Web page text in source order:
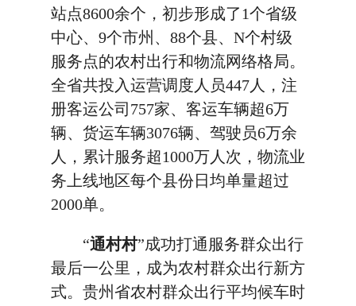
站点8600余个，初步形成了1个省级
中心、9个市州、88个县、N个村级
服务点的农村出行和物流网络格局。
全省共投入运营调度人员447人，注
册客运公司757家、客运车辆超6万
辆、货运车辆3076辆、驾驶员6万余
人，累计服务超1000万人次，物流业
务上线地区每个县份日均单量超过
2000单。
“通村村”成功打通服务群众出行
最后一公里，成为农村群众出行新方
式。贵州省农村群众出行平均候车时